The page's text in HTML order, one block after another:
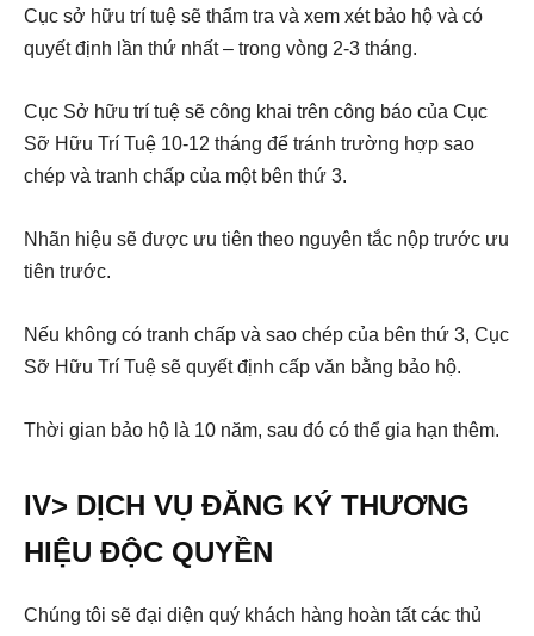
Cục sở hữu trí tuệ sẽ thẩm tra và xem xét bảo hộ và có
quyết định lần thứ nhất – trong vòng 2-3 tháng.
Cục Sở hữu trí tuệ sẽ công khai trên công báo của Cục
Sỡ Hữu Trí Tuệ 10-12 tháng để tránh trường hợp sao
chép và tranh chấp của một bên thứ 3.
Nhãn hiệu sẽ được ưu tiên theo nguyên tắc nộp trước ưu
tiên trước.
Nếu không có tranh chấp và sao chép của bên thứ 3, Cục
Sỡ Hữu Trí Tuệ sẽ quyết định cấp văn bằng bảo hộ.
Thời gian bảo hộ là 10 năm, sau đó có thể gia hạn thêm.
IV> DỊCH VỤ ĐĂNG KÝ THƯƠNG
HIỆU ĐỘC QUYỀN
Chúng tôi sẽ đại diện quý khách hàng hoàn tất các thủ